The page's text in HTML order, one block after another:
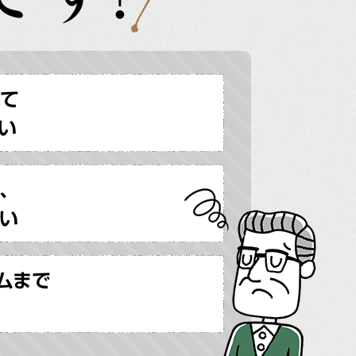
まで